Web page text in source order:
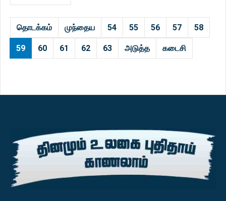
தொடக்கம் முந்தைய 54 55 56 57 58
59 60 61 62 63 அடுத்த கடைசி